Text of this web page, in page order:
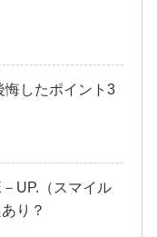
悔したポイント3
UP.（スマイル
り？